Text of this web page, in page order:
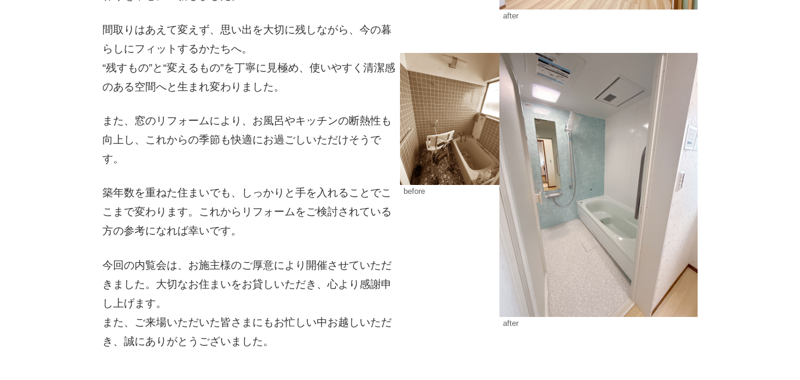
間取りはあえて変えず、思い出を大切に残しながら、今の暮
らしにフィットするかたちへ。
“残すもの”と“変えるもの”を丁寧に見極め、使いやすく清潔感
のある空間へと生まれ変わりました。
また、窓のリフォームにより、お風呂やキッチンの断熱性も
向上し、これからの季節も快適にお過ごしいただけそうで
す。
築年数を重ねた住まいでも、しっかりと手を入れることでこ
こまで変わります。これからリフォームをご検討されている
方の参考になれば幸いです。
今回の内覧会は、お施主様のご厚意により開催させていただ
きました。大切なお住まいをお貸しいただき、心より感謝申
し上げます。
また、ご来場いただいた皆さまにもお忙しい中お越しいただ
き、誠にありがとうございました。
after
before
after